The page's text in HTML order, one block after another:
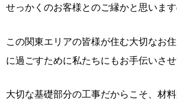
せっかくのお客様とのご縁かと思います
この関東エリアの皆様が住む大切なお
に過ごすために私たちにもお手伝いさせ
大切な基礎部分の工事だからこそ、材